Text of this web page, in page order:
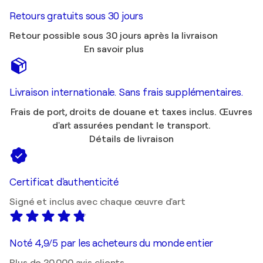
Retours gratuits sous 30 jours
Retour possible sous 30 jours après la livraison
En savoir plus
Livraison internationale. Sans frais supplémentaires.
Frais de port, droits de douane et taxes inclus. Œuvres
d'art assurées pendant le transport.
Détails de livraison
Certificat d'authenticité
Signé et inclus avec chaque œuvre d'art
Noté 4,9/5 par les acheteurs du monde entier